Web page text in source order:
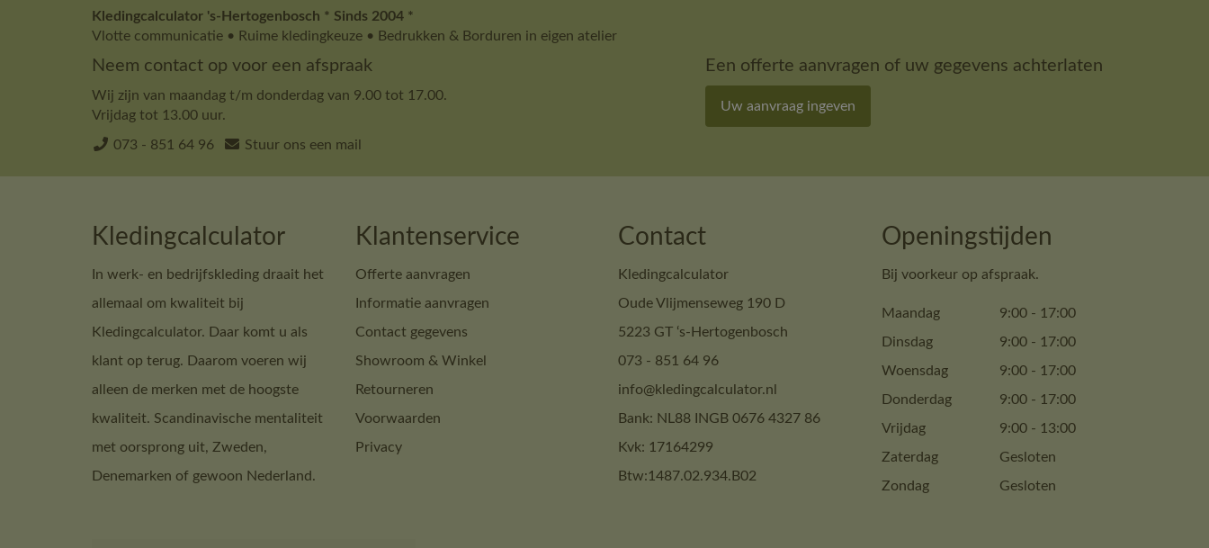
Kledingcalculator 's-Hertogenbosch * Sinds 2004 *
Vlotte communicatie • Ruime kledingkeuze • Bedrukken & Borduren in eigen atelier
Neem contact op voor een afspraak
Wij zijn van maandag t/m donderdag van 9.00 tot 17.00.
Vrijdag tot 13.00 uur.
073 - 851 64 96 Stuur ons een mail
Een offerte aanvragen of uw gegevens achterlaten
Uw aanvraag ingeven
Kledingcalculator
In werk- en bedrijfskleding draait het
allemaal om kwaliteit bij
Kledingcalculator. Daar komt u als
klant op terug. Daarom voeren wij
alleen de merken met de hoogste
kwaliteit. Scandinavische mentaliteit
met oorsprong uit, Zweden,
Denemarken of gewoon Nederland.
Klantenservice
Offerte aanvragen
Informatie aanvragen
Contact gegevens
Showroom & Winkel
Retourneren
Voorwaarden
Privacy
Contact
Kledingcalculator
Oude Vlijmenseweg 190 D
5223 GT ‘s-Hertogenbosch
073 - 851 64 96
info@kledingcalculator.nl
Bank: NL88 INGB 0676 4327 86
Kvk: 17164299
Btw:1487.02.934.B02
Openingstijden
Bij voorkeur op afspraak.
Maandag 9:00 - 17:00
Dinsdag
9:00 - 17:00
Woensdag
9:00 - 17:00
Donderdag
9:00 - 17:00
Vrijdag
9:00 - 13:00
Zaterdag
Gesloten
Zondag
Gesloten